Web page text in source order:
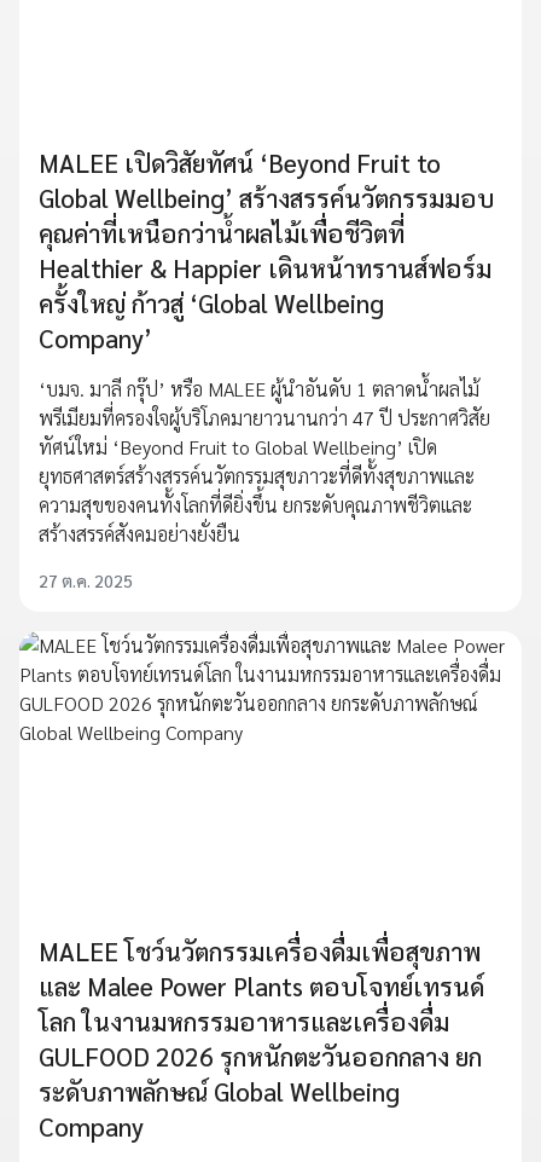
MALEE เปิดวิสัยทัศน์ ‘Beyond Fruit to
Global Wellbeing’ สร้างสรรค์นวัตกรรมมอบ
คุณค่าที่เหนือกว่าน้ำผลไม้เพื่อชีวิตที่
Healthier & Happier เดินหน้าทรานส์ฟอร์ม
ครั้งใหญ่ ก้าวสู่ ‘Global Wellbeing
Company’
‘บมจ. มาลี กรุ๊ป’ หรือ MALEE ผู้นำอันดับ 1 ตลาดน้ำผลไม้
พรีเมียมที่ครองใจผู้บริโภคมายาวนานกว่า 47 ปี ประกาศวิสัย
ทัศน์ใหม่ ‘Beyond Fruit to Global Wellbeing’ เปิด
ยุทธศาสตร์สร้างสรรค์นวัตกรรมสุขภาวะที่ดีทั้งสุขภาพและ
ความสุขของคนทั้งโลกที่ดียิ่งขึ้น ยกระดับคุณภาพชีวิตและ
สร้างสรรค์สังคมอย่างยั่งยืน
27 ต.ค. 2025
MALEE โชว์นวัตกรรมเครื่องดื่มเพื่อสุขภาพ
และ Malee Power Plants ตอบโจทย์เทรนด์
โลก ในงานมหกรรมอาหารและเครื่องดื่ม
GULFOOD 2026 รุกหนักตะวันออกกลาง ยก
ระดับภาพลักษณ์ Global Wellbeing
Company